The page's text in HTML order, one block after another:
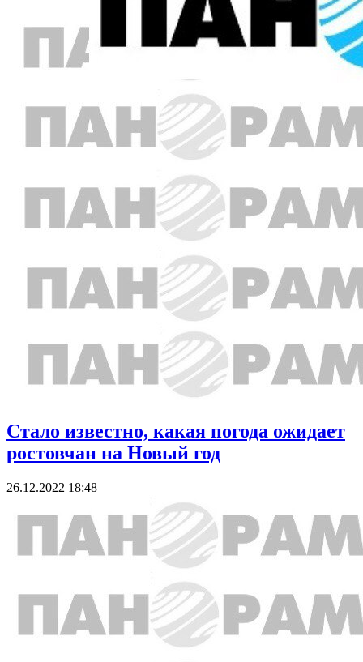
Стало известно, какая погода ожидает
ростовчан на Новый год
26.12.2022 18:48